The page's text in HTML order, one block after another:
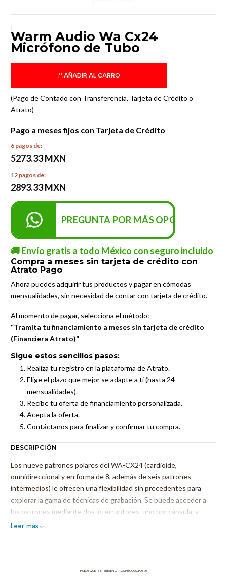
|
Warm Audio Wa Cx24
Micrófono de Tubo
AÑADIR AL CARRO
(Pago de Contado con Transferencia, Tarjeta de Crédito o
Atrato)
Pago a meses fijos con Tarjeta de Crédito
6 pagos de:
5273.33 MXN
12 pagos de:
2893.33 MXN
PREGUNTA POR MÁS OPCIONES DE
🚚 Envío gratis a todo México con seguro incluido
Compra a meses sin tarjeta de crédito con
Atrato Pago
Ahora puedes adquirir tus productos y pagar en cómodas
mensualidades, sin necesidad de contar con tarjeta de crédito.
Al momento de pagar, selecciona el método:
“Tramita tu financiamiento a meses sin tarjeta de crédito
(Financiera Atrato)”
Sigue estos sencillos pasos:
Realiza tu registro en la plataforma de Atrato.
Elige el plazo que mejor se adapte a ti (hasta 24
mensualidades).
Recibe tu oferta de financiamiento personalizada.
Acepta la oferta.
Contáctanos para finalizar y confirmar tu compra.
DESCRIPCIÓN
Los nueve patrones polares del WA-CX24 (cardioide,
omnidireccional y en forma de 8, además de seis patrones
intermedios) le ofrecen una flexibilidad sin precedentes para
explorar la gama de técnicas de grabación. Se puede acceder a
los patrones mediante dos interruptores, uno por cápsula, y
tenerlos todos disponibles en un solo micrófono elimina las
las sibilantes o estridentes), también podrá usar el WA-CX24
Leer más
PUEDE QUE TE INTERESEN OTROS PRODUCTOS DE